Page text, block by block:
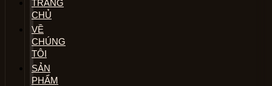
TRANG
CHỦ
VỀ
CHÚNG
TÔI
SẢN
PHẨM